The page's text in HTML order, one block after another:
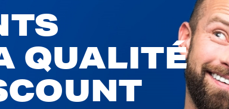
QUALITÉ